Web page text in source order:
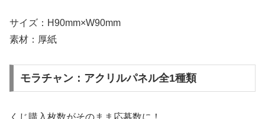
サイズ：H90mm×W90mm
素材：厚紙
モラチャン：アクリルパネル全1種類